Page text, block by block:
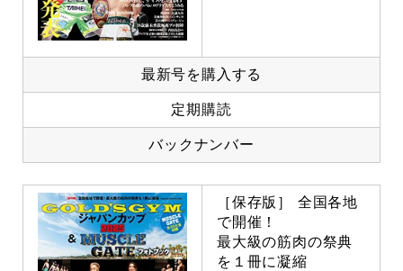
最新号を購入する
定期購読
バックナンバー
［保存版］ 全国各地
で開催！
最大級の筋肉の祭典
を１冊に凝縮